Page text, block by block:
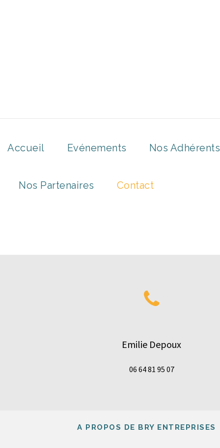
Accueil Evénements Nos Adhérents
Nos Partenaires Contact
Emilie Depoux
06 64 81 95 07
A PROPOS DE BRY ENTREPRISES